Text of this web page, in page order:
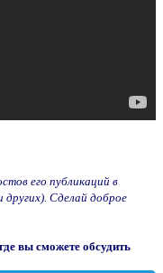
его публикаций в
других). Сделай доброе
вы сможете обсудить